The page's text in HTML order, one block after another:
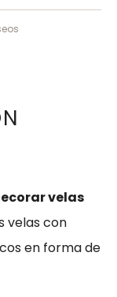
velas
velas con
en forma de